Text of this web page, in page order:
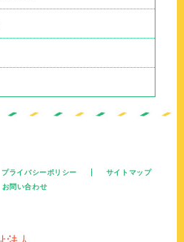
プライバシーポリシー
サイトマップ
お問い合わせ